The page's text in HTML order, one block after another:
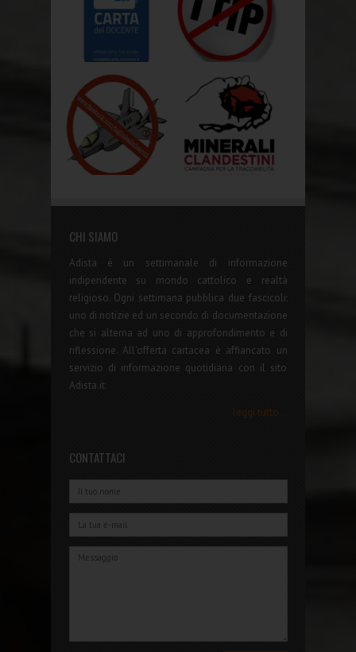
CHI SIAMO
Adista è un settimanale di informazione
indipendente su mondo cattolico e realtà
religioso. Ogni settimana pubblica due fascicoli:
uno di notizie ed un secondo di documentazione
che si alterna ad uno di approfondimento e di
riflessione. All'offerta cartacea è affiancato un
servizio di informazione quotidiana con il sito
Adista.it.
leggi tutto...
CONTATTACI